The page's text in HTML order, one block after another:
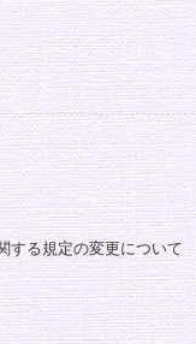
する規定の変更について